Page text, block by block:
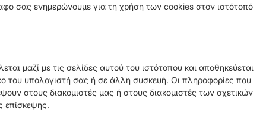
σας ενημερώνουμε για τη χρήση των cookies στον ιστότοπό
μαζί με τις σελίδες αυτού του ιστότοπου και αποθηκεύεται
του υπολογιστή σας ή σε άλλη συσκευή. Οι πληροφορίες που
στους διακομιστές μας ή στους διακομιστές των σχετικών
επίσκεψης.